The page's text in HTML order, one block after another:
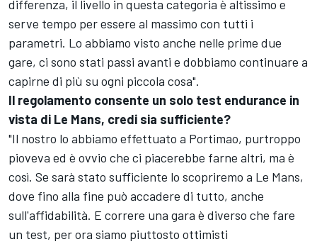
differenza, il livello in questa categoria è altissimo e
serve tempo per essere al massimo con tutti i
parametri. Lo abbiamo visto anche nelle prime due
gare, ci sono stati passi avanti e dobbiamo continuare a
capirne di più su ogni piccola cosa".
Il regolamento consente un solo test endurance in
vista di Le Mans, credi sia sufficiente?
"Il nostro lo abbiamo effettuato a Portimao, purtroppo
pioveva ed è ovvio che ci piacerebbe farne altri, ma è
così. Se sarà stato sufficiente lo scopriremo a Le Mans,
dove fino alla fine può accadere di tutto, anche
sull'affidabilità. E correre una gara è diverso che fare
un test, per ora siamo piuttosto ottimisti